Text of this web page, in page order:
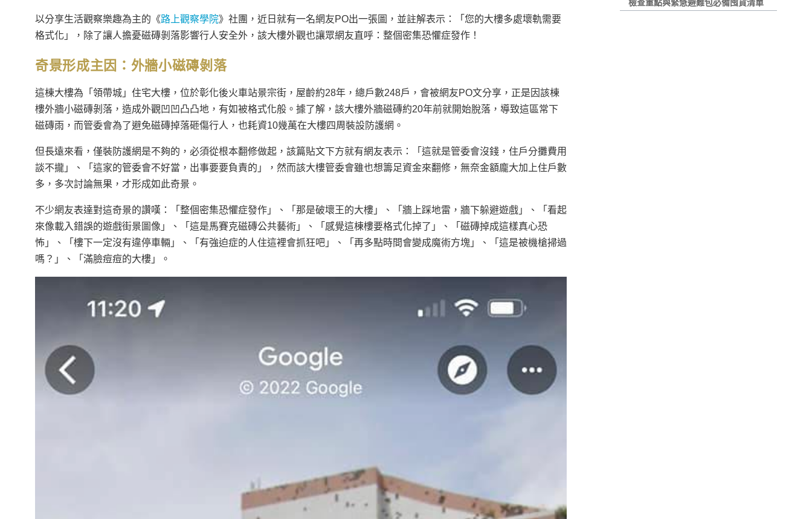
以分享生活觀察樂趣為主的《路上觀察學院》社團，近日就有一名網友PO出一張圖，並註解表示：「您的大樓多處壞軌需要
格式化」，除了讓人擔憂磁磚剝落影響行人安全外，該大樓外觀也讓眾網友直呼：整個密集恐懼症發作！
奇景形成主因： 外牆小磁磚剝落
這棟大樓為「領帶城」住宅大樓，位於彰化後火車站景宗街，屋齡約28年，總戶數248戶，會被網友PO文分享，正是因該棟
樓外牆小磁磚剝落，造成外觀凹凹凸凸地，有如被格式化般。據了解，該大樓外牆磁磚約20年前就開始脫落，導致這區常下
磁磚雨，而管委會為了避免磁磚掉落砸傷行人，也耗資10幾萬在大樓四周裝設防護網。
但長遠來看，僅裝防護網是不夠的，必須從根本翻修做起，該篇貼文下方就有網友表示：「這就是管委會沒錢，住戶分攤費用
談不攏」、「這家的管委會不好當，出事要要負責的」，然而該大樓管委會雖也想籌足資金來翻修，無奈金額龐大加上住戶數
多，多次討論無果，才形成如此奇景。
不少網友表達對這奇景的讚嘆：「整個密集恐懼症發作」、「那是破壞王的大樓」、「牆上踩地雷，牆下躲避遊戲」、「看起
來像載入錯誤的遊戲街景圖像」、「這是馬賽克磁磚公共藝術」、「感覺這棟樓要格式化掉了」、「磁磚掉成這樣真心恐
怖」、「樓下一定沒有違停車輛」、「有強迫症的人住這裡會抓狂吧」、「再多點時間會變成魔術方塊」、「這是被機槍掃過
嗎？」、「滿臉痘痘的大樓」。
檢查重點與緊急避難包必備囤貨清單